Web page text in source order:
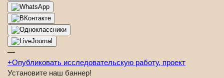
—
+Опубликовать исследовательскую работу, проект
Установите наш баннер!